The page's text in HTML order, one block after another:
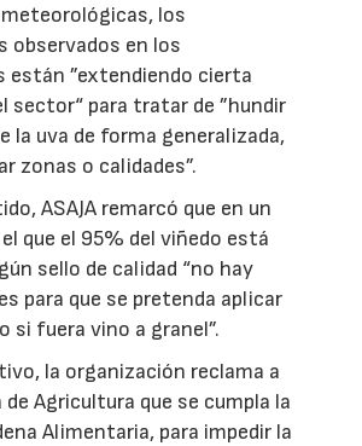
los
observados en los
están ”extendiendo cierta
sector“ para tratar de ”hundir
la uva de forma generalizada,
zonas o calidades”.
ASAJA remarcó que en un
que el 95% del viñedo está
sello de calidad “no hay
para que se pretenda aplicar
si fuera vino a granel”.
la organización reclama a
de Agricultura que se cumpla la
Alimentaria, para impedir la